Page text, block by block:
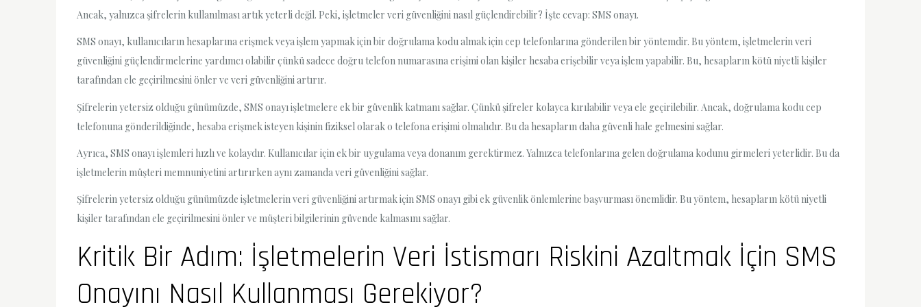
Ancak, yalnızca şifrelerin kullanılması artık yeterli değil. Peki, işletmeler veri güvenliğini nasıl güçlendirebilir? İşte cevap: SMS onayı.
SMS onayı, kullanıcıların hesaplarına erişmek veya işlem yapmak için bir doğrulama kodu almak için cep telefonlarına gönderilen bir yöntemdir. Bu yöntem, işletmelerin veri
güvenliğini güçlendirmelerine yardımcı olabilir çünkü sadece doğru telefon numarasına erişimi olan kişiler hesaba erişebilir veya işlem yapabilir. Bu, hesapların kötü niyetli kişiler
tarafından ele geçirilmesini önler ve veri güvenliğini artırır.
Şifrelerin yetersiz olduğu günümüzde, SMS onayı işletmelere ek bir güvenlik katmanı sağlar. Çünkü şifreler kolayca kırılabilir veya ele geçirilebilir. Ancak, doğrulama kodu cep
telefonuna gönderildiğinde, hesaba erişmek isteyen kişinin fiziksel olarak o telefona erişimi olmalıdır. Bu da hesapların daha güvenli hale gelmesini sağlar.
Ayrıca, SMS onayı işlemleri hızlı ve kolaydır. Kullanıcılar için ek bir uygulama veya donanım gerektirmez. Yalnızca telefonlarına gelen doğrulama kodunu girmeleri yeterlidir. Bu da
işletmelerin müşteri memnuniyetini artırırken aynı zamanda veri güvenliğini sağlar.
Şifrelerin yetersiz olduğu günümüzde işletmelerin veri güvenliğini artırmak için SMS onayı gibi ek güvenlik önlemlerine başvurması önemlidir. Bu yöntem, hesapların kötü niyetli
kişiler tarafından ele geçirilmesini önler ve müşteri bilgilerinin güvende kalmasını sağlar.
Kritik Bir Adım: İşletmelerin Veri İstismarı Riskini Azaltmak İçin SMS
Onayını Nasıl Kullanması Gerekiyor?